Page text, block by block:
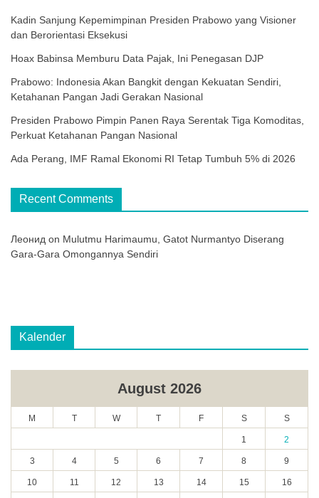
Kadin Sanjung Kepemimpinan Presiden Prabowo yang Visioner
dan Berorientasi Eksekusi
Hoax Babinsa Memburu Data Pajak, Ini Penegasan DJP
Prabowo: Indonesia Akan Bangkit dengan Kekuatan Sendiri,
Ketahanan Pangan Jadi Gerakan Nasional
Presiden Prabowo Pimpin Panen Raya Serentak Tiga Komoditas,
Perkuat Ketahanan Pangan Nasional
Ada Perang, IMF Ramal Ekonomi RI Tetap Tumbuh 5% di 2026
Recent Comments
Леонид on Mulutmu Harimaumu, Gatot Nurmantyo Diserang
Gara-Gara Omongannya Sendiri
Kalender
August 2026
M T W T F S S
1 2
3 4 5 6 7 8 9
10 11 12 13 14 15 16